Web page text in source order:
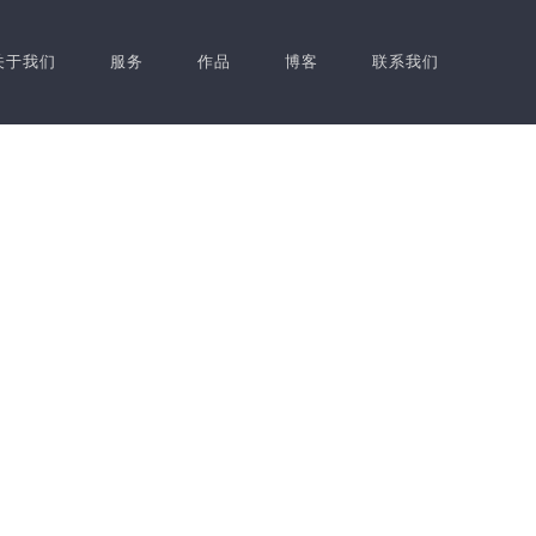
于我们 服务 作品 博客 联系我们